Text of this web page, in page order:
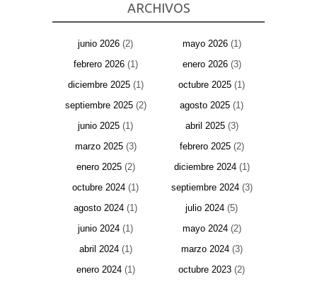
ARCHIVOS
junio 2026 (2) mayo 2026(1)
febrero 2026(1) enero 2026(3)
diciembre 2025(1) octubre 2025 (1)
septiembre 2025(2) agosto 2025 (1)
junio 2025 (1) abril 2025(3)
marzo 2025(3) febrero 2025(2)
enero 2025(2) diciembre 2024(1)
octubre 2024 (1) septiembre 2024(3)
agosto 2024 (1) julio 2024 (5)
junio 2024 (1) mayo 2024(2)
abril 2024(1) marzo 2024(3)
enero 2024(1) octubre 2023 (2)